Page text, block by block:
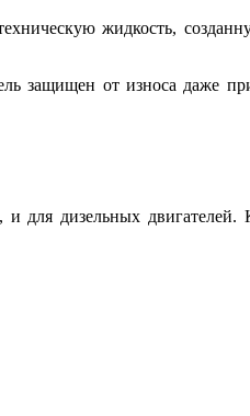
жидкость,
защищен от износа даже
для дизельных двигателей.